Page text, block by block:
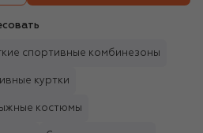
спортивные комбинезоны
куртки
костюмы